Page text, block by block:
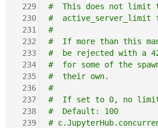
229
230
231
232
233
234
235
236
237
238
239
#  This does not limit
#  active_server_limit
#
#  If more than this
#  be rejected with a
#  for some of the
#  their own.
#
#  If set to 0, no limit
#  Default: 100
#